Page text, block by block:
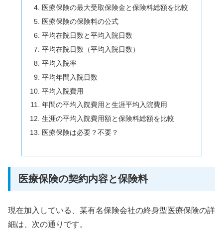
医療保険の最大受取保険金と保険料総額を比較
医療保険の保険料の公式
平均在院日数と平均入院日数
平均在院日数（平均入院日数）
平均入院率
平均年間入院日数
平均入院費用
年間の平均入院費用と生涯平均入院費用
生涯の平均入院費用額と保険料総額を比較
医療保険は必要？不要？
医療保険の契約内容と保険料
現在加入している、某有名保険会社の終身型医療保険の詳
細は、次の通りです。